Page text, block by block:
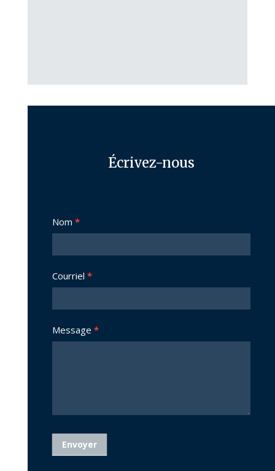
Écrivez-nous
Nous
Nom*
Courriel*
Message*
Envoyer